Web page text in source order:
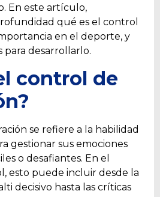
En este artículo,
qué es el control
en el deporte, y
para desarrollarlo.
control de
se refiere a la habilidad
gestionar sus emociones
o desafiantes. En el
esto puede incluir desde la
decisivo hasta las críticas